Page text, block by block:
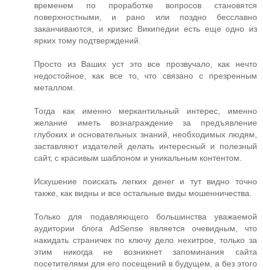
временем по проработке вопросов становятся
поверхностными, и рано или поздно бесславно
заканчиваются, и кризис Википедии есть еще одно из
ярких тому подтверждений.
Просто из Ваших уст это все прозвучало, как нечто
недостойное, как все то, что связано с презренным
металлом.
Тогда как именно меркантильный интерес, именно
желание иметь вознаграждение за предъявление
глубоких и основательных знаний, необходимых людям,
заставляют издателей делать интересный и полезный
сайт, с красивым шаблоном и уникальным контентом.
Искушение поискать легких денег и тут видно точно
также, как видны и все остальные виды мошенничества.
Только для подавляющего большинства уважаемой
аудитории блога AdSense является очевидным, что
накидать страничек по ключу дело нехитрое, только за
этим никогда не возникнет запоминания сайта
посетителями для его посещений в будущем, а без этого